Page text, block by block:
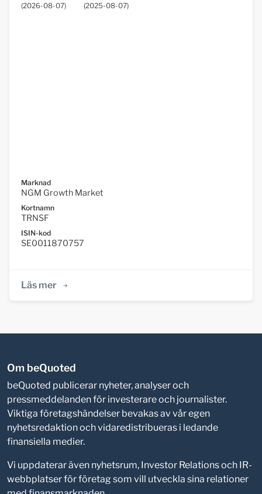
(2026-08-07) (2025-08-07)
Marknad
NGM Growth Market
Kortnamn
TRNSF
ISIN-kod
SE0011870757
Läs mer
Om beQuoted
beQuoted publicerar nyheter, analyser och
pressmeddelanden för investerare och journalister.
Viktiga företagshändelser bevakas av vår egen
nyhetsredaktion och vidaredistribueras i ledande
finansiella medier.
Vi uppdaterar även nyhetsrum, Investor Relations och IR-
webbplatser för företag som vill utveckla sina relationer